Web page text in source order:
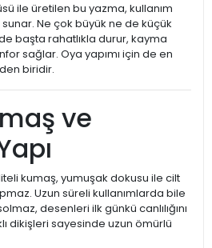
ile üretilen bu yazma, kullanım
sunar. Ne çok büyük ne de küçük
başta rahatlıkla durur, kayma
sağlar. Oya yapımı için de en
biridir.
ve
kumaş, yumuşak dokusu ile cilt
Uzun süreli kullanımlarda bile
desenleri ilk günkü canlılığını
dikişleri sayesinde uzun ömürlü